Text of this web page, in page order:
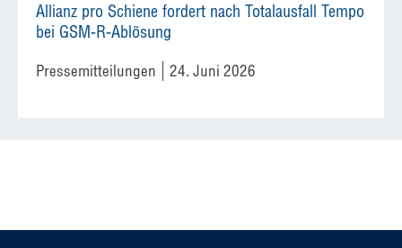
Allianz pro Schiene fordert nach Totalausfall Tempo
bei GSM-R-Ablösung
Pressemitteilungen 24. Juni 2026